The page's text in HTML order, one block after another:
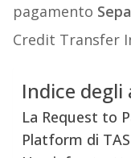
pagamento
Credit Transfer
Indice
La Request to
Platform di